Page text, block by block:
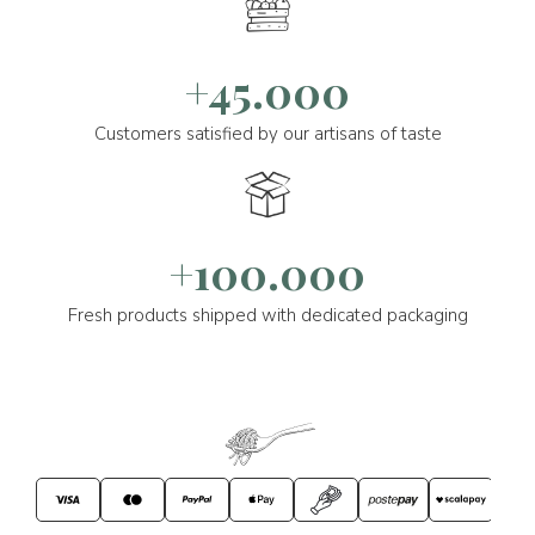
+45.000
Customers satisfied by our artisans of taste
+100.000
Fresh products shipped with dedicated packaging